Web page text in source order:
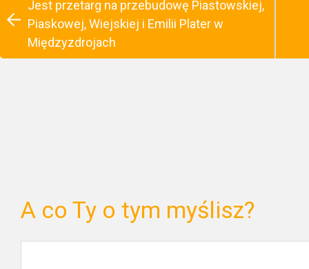
Jest przetarg na przebudowę Piastowskiej,
Piaskowej, Wiejskiej i Emilii Plater w
Międzyzdrojach
A co Ty o tym myślisz?